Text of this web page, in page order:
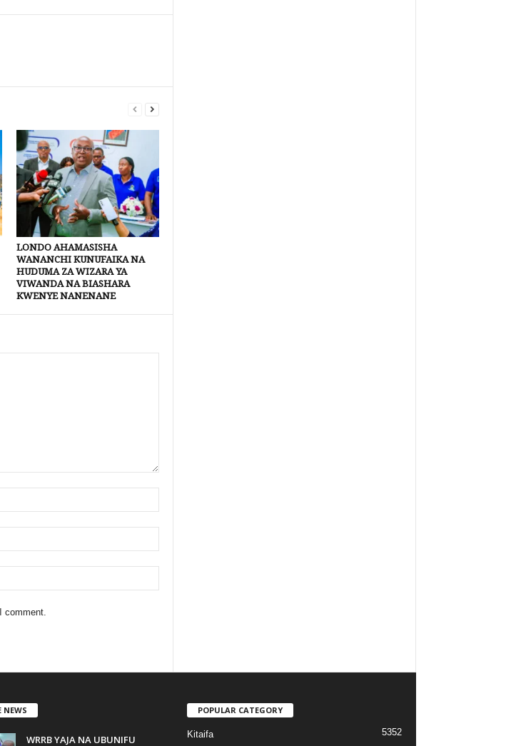
LONDO AHAMASISHA
WANANCHI KUNUFAIKA NA
HUDUMA ZA WIZARA YA
VIWANDA NA BIASHARA
KWENYE NANENANE
comment.
NEWS
WRRB YAJA NA UBUNIFU
POPULAR CATEGORY
Kitaifa 5352